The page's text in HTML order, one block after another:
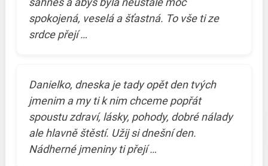
spokojená, veselá a šťastná. To vše ti ze
srdce přejí …
Danielko, dneska je tady opět den tvých
jmenim a my ti k nim chceme popřát
spoustu zdraví, lásky, pohody, dobré nálady
ale hlavně štěstí. Užij si dnešní den.
Nádherné jmeniny ti přejí …